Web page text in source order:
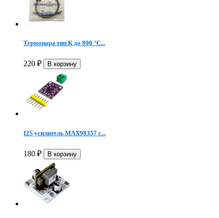
Термопара тип К до 800 °C...
220 ₽
I2S усилитель MAX98357 с...
180 ₽